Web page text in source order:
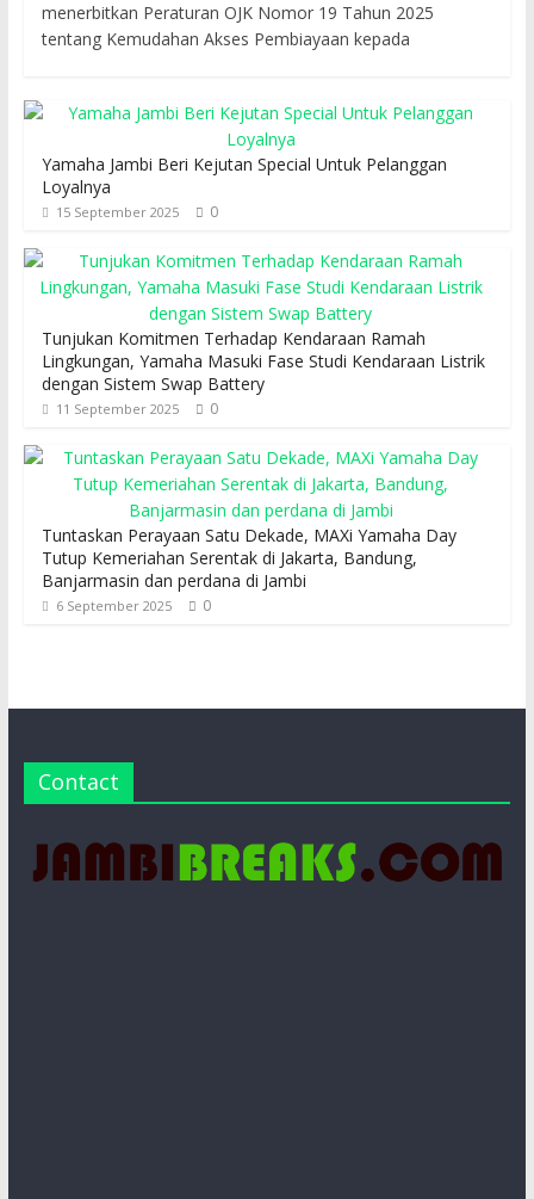
menerbitkan Peraturan OJK Nomor 19 Tahun 2025
tentang Kemudahan Akses Pembiayaan kepada
Yamaha Jambi Beri Kejutan Special Untuk Pelanggan
Loyalnya
15 September 2025 0
Tunjukan Komitmen Terhadap Kendaraan Ramah
Lingkungan, Yamaha Masuki Fase Studi Kendaraan Listrik
dengan Sistem Swap Battery
11 September 2025 0
Tuntaskan Perayaan Satu Dekade, MAXi Yamaha Day
Tutup Kemeriahan Serentak di Jakarta, Bandung,
Banjarmasin dan perdana di Jambi
6 September 2025 0
Contact